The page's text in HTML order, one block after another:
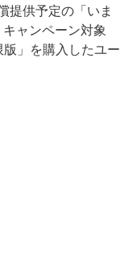
提供予定の「いま
ャンペーン対象
」を購入したユー